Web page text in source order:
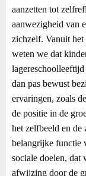
aanzetten tot
aanwezigheid van
zichzelf. Vanuit
weten we dat
dan pas bewust
ervaringen, zoals
de positie in de
het zelfbeeld en de
belangrijke functie
sociale doelen, dat
afwijzing door de